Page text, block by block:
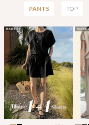
PANTS TOP